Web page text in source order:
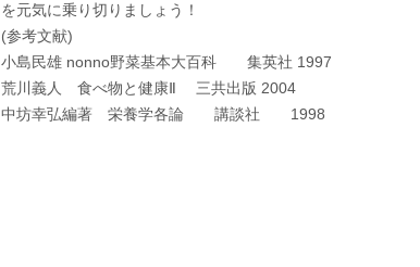
を元気に乗り切りましょう！
(参考文献)
小島民雄 nonno野菜基本大百科 集英社 1997
荒川義人 食べ物と健康Ⅱ 三共出版 2004
中坊幸弘編著 栄養学各論 講談社 1998